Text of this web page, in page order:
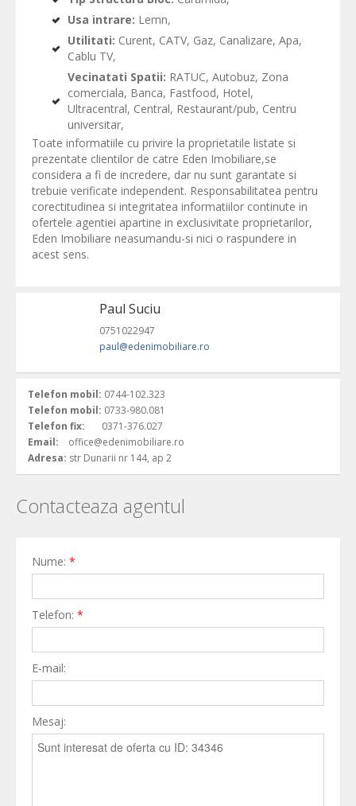
Usa intrare: Lemn,
Utilitati: Curent, CATV, Gaz, Canalizare, Apa,
Cablu TV,
Vecinatati Spatii: RATUC, Autobuz, Zona
comerciala, Banca, Fastfood, Hotel,
Ultracentral, Central, Restaurant/pub, Centru
universitar,
Toate informatiile cu privire la proprietatile listate si
prezentate clientilor de catre Eden Imobiliare,se
considera a fi de incredere, dar nu sunt garantate si
trebuie verificate independent. Responsabilitatea pentru
corectitudinea si integritatea informatiilor continute in
ofertele agentiei apartine in exclusivitate proprietarilor,
Eden Imobiliare neasumandu-si nici o raspundere in
acest sens.
Paul Suciu
0751022947
paul@edenimobiliare.ro
Telefon mobil: 0744-102.323
Telefon mobil: 0733-980.081
Telefon fix: 0371-376.027
Email: office@edenimobiliare.ro
Adresa: str Dunarii nr 144, ap 2
Contacteaza agentul
Nume: *
Telefon: *
E-mail:
Mesaj: